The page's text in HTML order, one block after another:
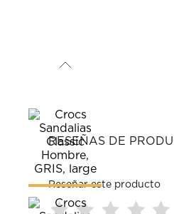
RESEÑAS DE
Reseñar este producto